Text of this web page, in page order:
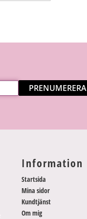
PRENUMERERA
Information
Startsida
Mina sidor
Kundtjänst
Om mig